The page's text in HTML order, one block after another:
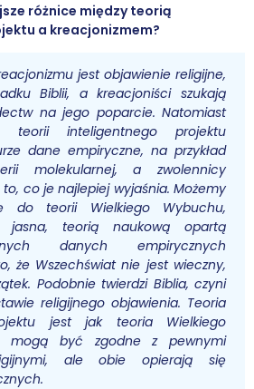
różnice między teorią
a kreacjonizmem?
jest objawienie religijne,
Biblii, a kreacjoniści szukają
na jego poparcie. Natomiast
teorii inteligentnego projektu
dane empiryczne, na przykład
molekularnej, a zwolennicy
co je najlepiej wyjaśnia. Możemy
do teorii Wielkiego Wybuchu,
teorią naukową opartą
danych empirycznych
że Wszechświat nie jest wieczny,
Podobnie twierdzi Biblia, czyni
religijnego objawienia. Teoria
jest jak teoria Wielkiego
mogą być zgodne z pewnymi
ale obie opierają się